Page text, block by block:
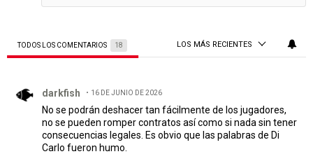
TODOS LOS COMENTARIOS 18 LOS MÁS RECIENTES
darkfish 16 DE JUNIO DE 2026
No se podrán deshacer tan fácilmente de los jugadores,
no se pueden romper contratos así como si nada sin tener
consecuencias legales. Es obvio que las palabras de Di
Carlo fueron humo.